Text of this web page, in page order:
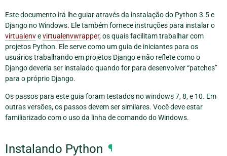
Este documento irá lhe guiar através da instalação do Python 3.5 e
Django no Windows. Ele também fornece instruções para instalar o
virtualenvevirtualenvwrapper, os quais facilitam trabalhar com
projetos Python. Ele serve como um guia de iniciantes para os
usuários trabalhando em projetos Django e não reflete como o
Django deveria ser instalado quando for para desenvolver “patches”
para o próprio Django.
Os passos para este guia foram testados no windows 7, 8, e 10. Em
outras versões, os passos devem ser similares. Você deve estar
familiarizado com o uso da linha de comando do Windows.
Instalando Python ¶